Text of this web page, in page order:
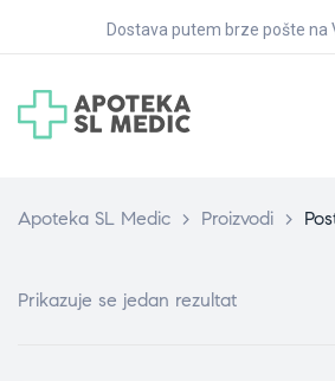
Dostava putem brze pošte na
Apoteka SL Medic > Proizvodi >
Prikazuje se jedan rezultat